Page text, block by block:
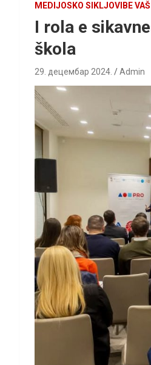
MEDIJOSKO SIKLJOVIBE
I rola e
škola
29. децембар 2024. Admin